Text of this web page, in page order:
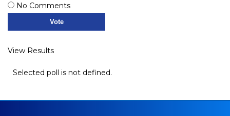
No Comments
View Results
Selected poll is not defined.